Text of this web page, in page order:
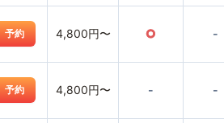
予約 4,800円〜 ○ -
予約 4,800円〜 - -